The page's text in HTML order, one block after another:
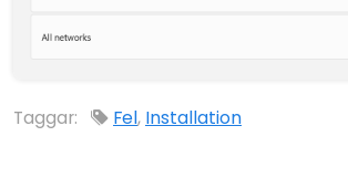
Taggar: Fel, Installation